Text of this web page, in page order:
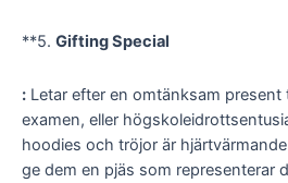
**5. Gifting Special
: Letar efter en omtänksam present
examen, eller
hoodies och tröjor är
ge dem en pjäs som representerar